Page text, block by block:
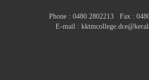
Phone : 0480 2802213 Fax :
E-mail :